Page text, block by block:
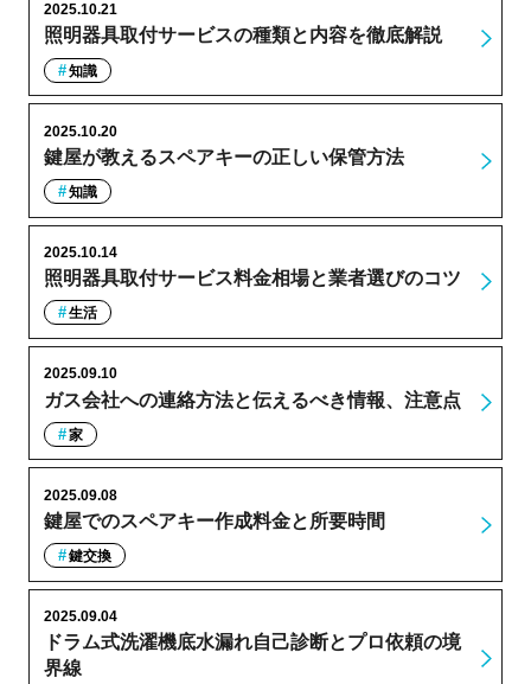
照明器具取付サービスの種類と内容を徹底解説
2025.10.21
知識
鍵屋が教えるスペアキーの正しい保管方法
2025.10.20
知識
照明器具取付サービス料金相場と業者選びのコツ
2025.10.14
生活
ガス会社への連絡方法と伝えるべき情報、注意点
2025.09.10
家
鍵屋でのスペアキー作成料金と所要時間
2025.09.08
鍵交換
ドラム式洗濯機底水漏れ自己診断とプロ依頼の境
界線
2025.09.04